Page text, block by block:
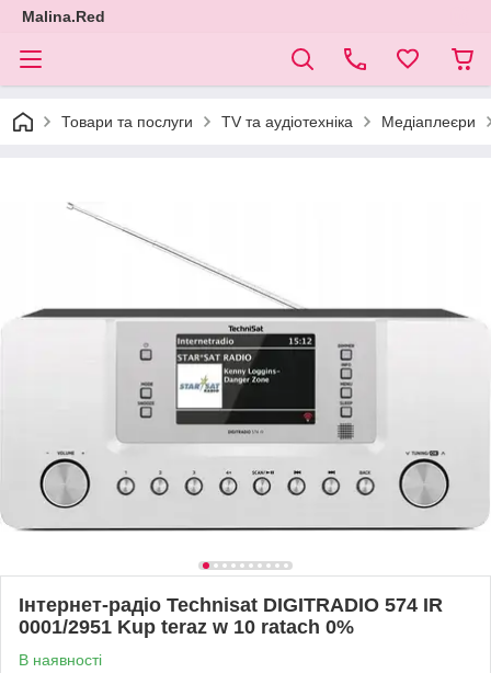
Malina.Red
Товари та послуги TV та аудіотехніка Медіаплеєри
Інтернет-радіо Technisat DIGITRADIO 574 IR
0001/2951 Kup teraz w 10 ratach 0%
В наявності